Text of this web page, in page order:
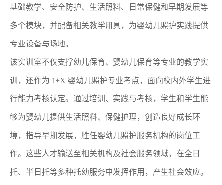
基础教学、安全防护、生活照料、日常保健和早期发展等
多个模块，并配备相关教学用具，为婴幼儿照护实践提供
专业设备与场地。
该实训室不仅支撑幼儿保育、婴幼儿保育等专业的教学实
训，还作为 1+X 婴幼儿照护专业考点，面向校内外学生进
行能力考核认定。通过培训、实践与考核，学生和学生能
够为婴幼儿提供生活照料、保健护理，创造良好成长环
境，指导早期发展，胜任婴幼儿照护服务机构的岗位工
作。这些人才输送至相关机构及社会服务领域，在全日
托、半日托等多种托幼服务中发挥作用，产生社会效应。